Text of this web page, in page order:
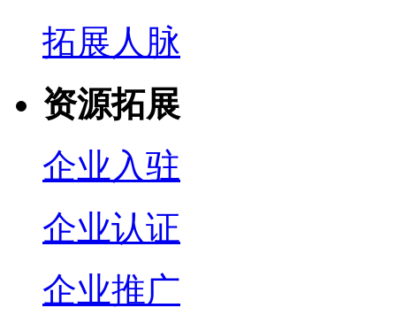
拓展人脉
资源拓展
企业入驻
企业认证
企业推广